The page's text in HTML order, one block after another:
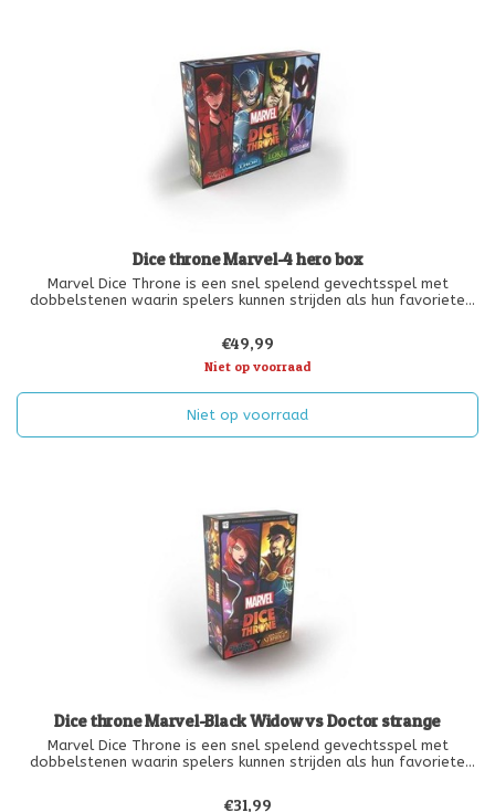
Dice throne Marvel-4 hero box
Marvel Dice Throne is een snel spelend gevechtsspel met
dobbelstenen waarin spelers kunnen strijden als hun favoriete
plaatst Marvel Dice Thr
€49,99
Niet op voorraad
Niet op voorraad
Dice throne Marvel-Black Widow vs Doctor strange
Marvel Dice Throne is een snel spelend gevechtsspel met
dobbelstenen waarin spelers kunnen strijden als hun favoriete
€31,99